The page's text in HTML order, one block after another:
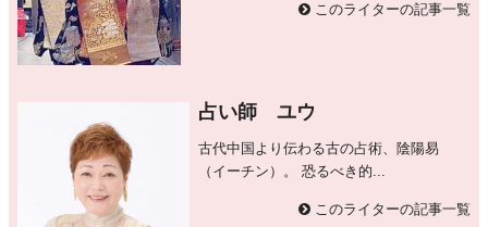
このライターの記事一覧
占い師 ユウ
古代中国より伝わる古の占術、陰陽易
（イーチン）。 恐るべき的...
このライターの記事一覧